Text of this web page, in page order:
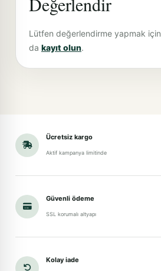
Lütfen değerlendirme yapmak için
da kayıt olun.
Ücretsiz kargo
Aktif kampanya limitinde
Güvenli ödeme
SSL korumalı altyapı
Kolay iade